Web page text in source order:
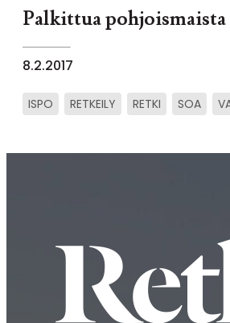
Palkittua pohjoismaista
8.2.2017
ISPO RETKEILY RETKI SOA